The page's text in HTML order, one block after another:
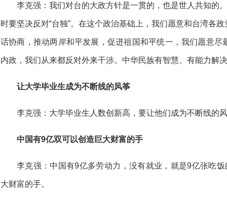
李克强：我们对台的大政方针是一贯的，也是世人共知的
时要坚决反对“台独”。在这个政治基础上，我们愿意和台湾各
话协商，推动两岸和平发展，促进祖国和平统一，我们愿意
内政，我们从来都反对外来干涉。中华民族有智慧、有能力解
让大学毕业生成为不断线的风筝
李克强：大学毕业生人数创新高，要让他们成为不断线的
中国有9亿双可以创造巨大财富的手
李克强：中国有9亿多劳动力，没有就业，就是9亿张吃
大财富的手。